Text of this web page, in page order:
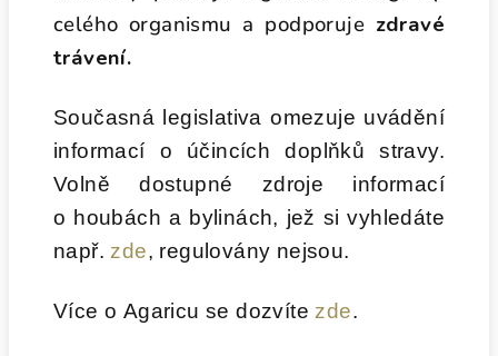
celého organismu a podporuje zdravé
trávení.
Současná legislativa omezuje uvádění
informací o účincích doplňků stravy.
Volně dostupné zdroje informací
o houbách a bylinách, jež si vyhledáte
např. zde, regulovány nejsou.
Více o Agaricu se dozvíte zde.